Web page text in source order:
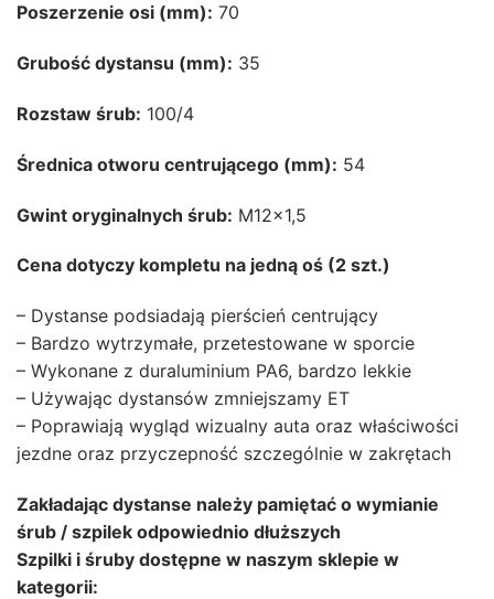
Poszerzenie osi (mm): 70
Grubość dystansu (mm): 35
Rozstaw śrub: 100/4
Średnica otworu centrującego (mm): 54
Gwint oryginalnych śrub: M12x1,5
Cena dotyczy kompletu na jedną oś (2 szt.)
– Dystanse podsiadają pierścień centrujący
– Bardzo wytrzymałe, przetestowane w sporcie
– Wykonane z duraluminium PA6, bardzo lekkie
– Używając dystansów zmniejszamy ET
– Poprawiają wygląd wizualny auta oraz właściwości
jezdne oraz przyczepność szczególnie w zakrętach
Zakładając dystanse należy pamiętać o wymianie
śrub / szpilek odpowiednio dłuższych
Szpilki i śruby dostępne w naszym sklepie w
kategorii: